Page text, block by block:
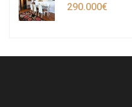
290.000€